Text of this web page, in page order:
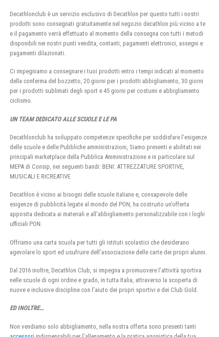
Decathlonclub è un servizio esclusivo di Decathlon per questo tutti i nostri
prodotti sono consegnati gratuitamente nel negozio decathlon più vicino a te
e il pagamento verrà effettuato al momento della consegna con tutti i metodi
disponibili nei nostri punti vendita, contanti, pagamenti elettronici, assegni e
pagamenti dilazionati.
Ci impegniamo a consegnare i tuoi prodotti entro i tempi indicati al momento
della conferma del bozzetto, 20 giorni per i prodotti abbigliamento, 30 giorni
per i prodotti sublimati degli sport e 45 giorni per costumi e abbigliamento
ciclismo.
UN TEAM DEDICATO ALLE SCUOLE E LE PA
Decathlonclub ha sviluppato competenze specifiche per soddisfare l’esigenze
delle scuole e delle Pubbliche amministrazioni, Siamo presenti e abilitati nei
principali marketplace della Pubblica Amministrazione e in particolare sul
MEPA di Consip, nei seguenti bandi: BENI: ATTREZZATURE SPORTIVE,
MUSICALI E RICREATIVE
Decathlon è vicino ai bisogni delle scuole italiane e, consapevole delle
esigenze di pubblicità legate al mondo del PON, ha costruito un’offerta
apposita dedicata ai materiali e all’abbigliamento personalizzabile con i loghi
ufficiali PON.
Offriamo una carta scuola per tutti gli istituti scolastici che desiderano
agevolare lo sport ed usufruire dell’associazione delle carte dei propri alunni.
Dal 2016 inoltre, Decathlon Club, si impegna a promuovere l’attività sportiva
nelle scuole di ogni ordine e grado, in tutta Italia, attraverso la scoperta di
nuove e inclusive discipline con l’aiuto dei propri sportivi e dei Club Gold.
ED INOLTRE…
Non vendiamo solo abbigliamento, nella nostra offerta sono presenti tanti